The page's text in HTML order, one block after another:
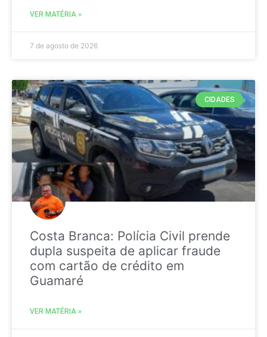
VER MATÉRIA »
7 de agosto de 2026
CIDADES
Costa Branca: Polícia Civil prende
dupla suspeita de aplicar fraude
com cartão de crédito em
Guamaré
VER MATÉRIA »